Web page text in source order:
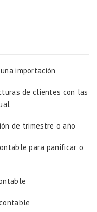
importación
de clientes con las
de trimestre o año
para panificar o